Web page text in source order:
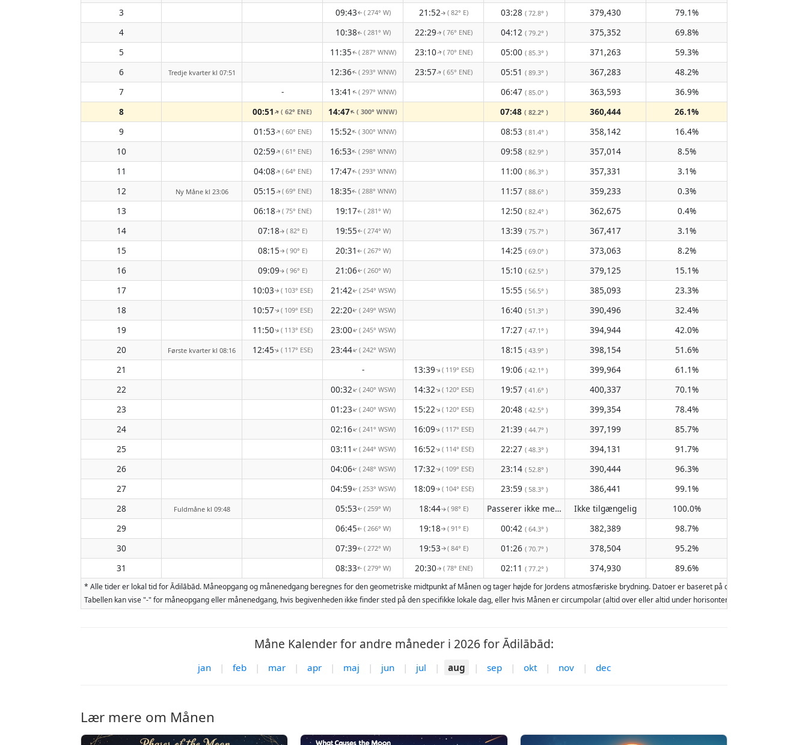
3
09:43↑ ( 274° W) 21:52↑( 82° E) 03:28 ( 72.8° ) 379,430
79.1%
4
10:38↑( 281° W) 22:29↑( 76° ENE) 04:12 ( 79.2° ) 375,352
69.8%
5
11:35↑( 287° WNW) 23:10↑( 70° ENE) 05:00 ( 85.3° ) 371,263
59.3%
6
Tredje kvarter kl 07:51 12:36↑( 293° WNW) 23:57↑( 65° ENE) 05:51 ( 89.3° ) 367,283
48.2%
7
- 13:41 ↑( 297° WNW) 06:47 ( 85.0° ) 363,593
36.9%
8
00:51 ↑( 62° ENE) 14:47↑( 300° WNW) 07:48 ( 82.2° ) 360,444
26.1%
9
01:53↑( 60° ENE) 15:52↑( 300° WNW) 08:53 ( 81.4° ) 358,142
16.4%
10
02:59↑( 61° ENE) 16:53↑( 298° WNW) 09:58 ( 82.9° ) 357,014
8.5%
11
04:08↑( 64° ENE) 17:47↑( 293° WNW) 11:00 ( 86.3° ) 357,331
3.1%
12
Ny Måne kl 23:06 05:15↑( 69° ENE) 18:35↑( 288° WNW) 11:57 ( 88.6° ) 359,233
0.3%
13
06:18↑( 75° ENE) 19:17↑( 281° W) 12:50 ( 82.4° ) 362,675
0.4%
14
07:18↑( 82° E) 19:55↑ ( 274° W) 13:39 ( 75.7° ) 367,417
3.1%
15
08:15↑ ( 90° E) 20:31 ↑ ( 267° W) 14:25 ( 69.0° ) 373,063
8.2%
16
09:09↑ ( 96° E) 21:06↑( 260° W) 15:10 ( 62.5° ) 379,125
15.1%
17
10:03↑( 103° ESE) 21:42↑( 254° WSW) 15:55 ( 56.5° ) 385,093
23.3%
18
10:57↑( 109° ESE) 22:20↑( 249° WSW) 16:40 ( 51.3° ) 390,496
32.4%
19
11:50↑( 113° ESE) 23:00↑( 245° WSW) 17:27 ( 47.1° ) 394,944
42.0%
20
Første kvarter kl 08:16 12:45↑( 117° ESE) 23:44↑( 242° WSW) 18:15 ( 43.9° ) 398,154
51.6%
21
- 13:39↑( 119° ESE) 19:06 ( 42.1° ) 399,964
61.1%
22
00:32↑( 240° WSW) 14:32↑( 120° ESE) 19:57 ( 41.6° ) 400,337
70.1%
23
01:23↑( 240° WSW) 15:22↑( 120° ESE) 20:48 ( 42.5° ) 399,354
78.4%
24
02:16↑( 241° WSW) 16:09↑( 117° ESE) 21:39 ( 44.7° ) 397,199
85.7%
25
03:11 ↑( 244° WSW) 16:52↑( 114° ESE) 22:27 ( 48.3° ) 394,131
91.7%
26
04:06↑( 248° WSW) 17:32↑( 109° ESE) 23:14 ( 52.8° ) 390,444
96.3%
27
04:59↑( 253° WSW) 18:09↑( 104° ESE) 23:59 ( 58.3° ) 386,441
99.1%
28
Fuldmåne kl 09:48 05:53↑( 259° W) 18:44↑( 98° E) Passerer ikke meridianen ( Ikke tilgængelig )
Ikke tilgængelig
100.0%
29
06:45↑ ( 266° W) 19:18↑ ( 91° E) 00:42 ( 64.3° ) 382,389
98.7%
30
07:39↑ ( 272° W) 19:53↑( 84° E) 01:26 ( 70.7° ) 378,504
95.2%
31
08:33↑( 279° W) 20:30↑( 78° ENE) 02:11 ( 77.2° ) 374,930 89.6%
* Alle tider er lokal tid for Ādilābād. Måneopgang og månenedgang beregnes for den geometriske midtpunkt af Månen og tager højde for Jordens atmosfæriske brydning. Datoer er baseret på den gregorianske
Tabellen kan vise "-" for måneopgang eller månenedgang, hvis begivenheden ikke finder sted på den specifikke lokale dag, eller hvis Månen er circumpolar (altid over eller altid under horisonten). To måneopgange
Måne Kalender for andre måneder i 2026 for Ādilābād:
jan | feb | mar | apr | maj | jun | jul | aug | sep | okt | nov | dec
Lær mere om Månen